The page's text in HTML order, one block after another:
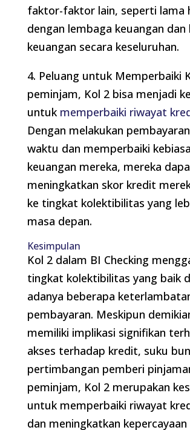
faktor-faktor lain, seperti lama
dengan lembaga keuangan dan
keuangan secara keseluruhan.
4. Peluang untuk Memperbaiki
peminjam, Kol 2 bisa menjadi
untuk memperbaiki riwayat
Dengan melakukan
waktu dan memperbaiki
keuangan mereka, mereka
meningkatkan skor kredit
ke tingkat kolektibilitas yang
masa depan.
Kesimpulan
Kol 2 dalam BI Checking
tingkat kolektibilitas yang baik
adanya beberapa
pembayaran. Meskipun
memiliki implikasi signifikan
akses terhadap kredit, suku
pertimbangan pemberi
peminjam, Kol 2 merupakan
untuk memperbaiki riwayat
dan meningkatkan